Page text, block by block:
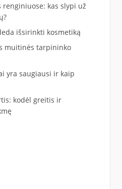
kas slypi už
išsirinkti kosmetiką
muitinės tarpininko
yra saugiausi ir kaip
kodėl greitis ir